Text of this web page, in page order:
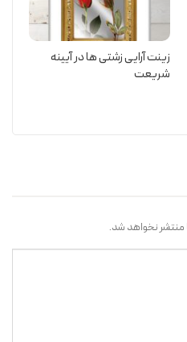
زینت آرایی زشتی ها در آیینه
شریعت
منتشر نخواهد شد.